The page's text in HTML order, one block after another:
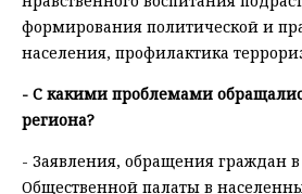
формирования политической и
населения, профилактика
- С какими проблемами
региона?
- Заявления, обращения граждан
Общественной палаты в